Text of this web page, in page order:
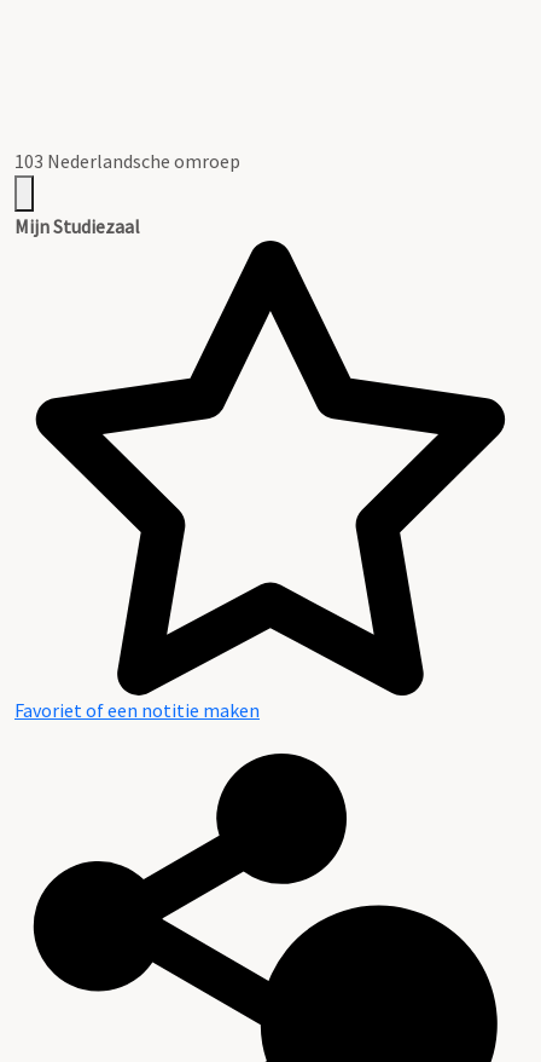
103 Nederlandsche omroep
Mijn Studiezaal
Favoriet of een notitie maken